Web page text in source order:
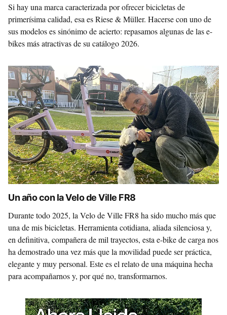
Si hay una marca caracterizada por ofrecer bicicletas de
primerísima calidad, esa es Riese & Müller. Hacerse con uno de
sus modelos es sinónimo de acierto: repasamos algunas de las e-
bikes más atractivas de su catálogo 2026.
Un año con la Velo de Ville FR8
Durante todo 2025, la Velo de Ville FR8 ha sido mucho más que
una de mis bicicletas. Herramienta cotidiana, aliada silenciosa y,
en definitiva, compañera de mil trayectos, esta e-bike de carga nos
ha demostrado una vez más que la movilidad puede ser práctica,
elegante y muy personal. Este es el relato de una máquina hecha
para acompañarnos y, por qué no, transformarnos.